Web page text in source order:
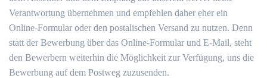
Verantwortung übernehmen und empfehlen daher eher ein
Online-Formular oder den postalischen Versand zu nutzen. Denn
statt der Bewerbung über das Online-Formular und E-Mail, steht
den Bewerbern weiterhin die Möglichkeit zur Verfügung, uns die
Bewerbung auf dem Postweg zuzusenden.